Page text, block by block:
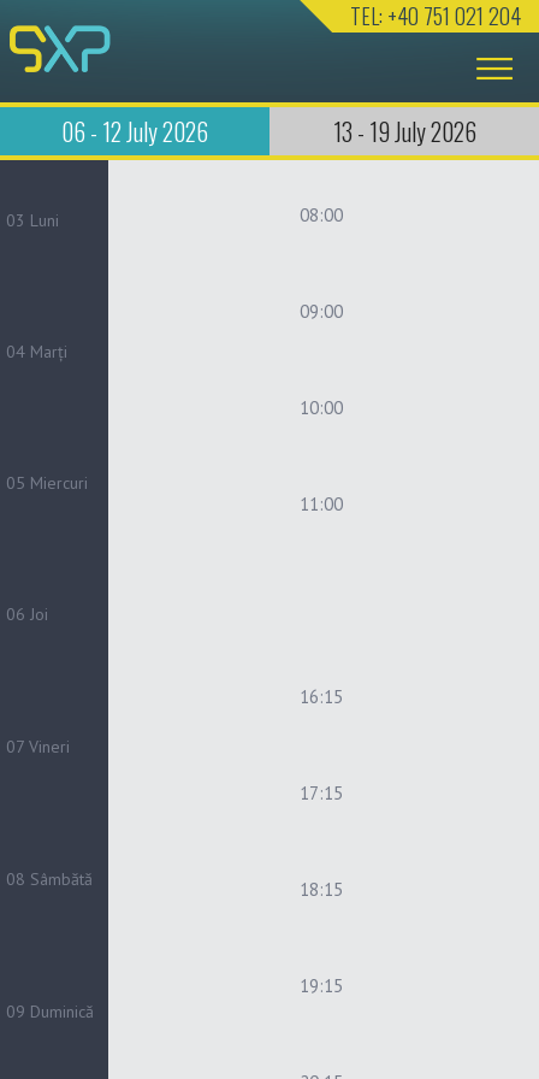
TEL: +40 751 021 204
06 - 12 July 2026 13 - 19 July 2026
03 Luni
04 Marți
05 Miercuri
06 Joi
07 Vineri
08 Sâmbătă
09 Duminică
08:00
09:00
10:00
11:00
16:15
17:15
18:15
19:15